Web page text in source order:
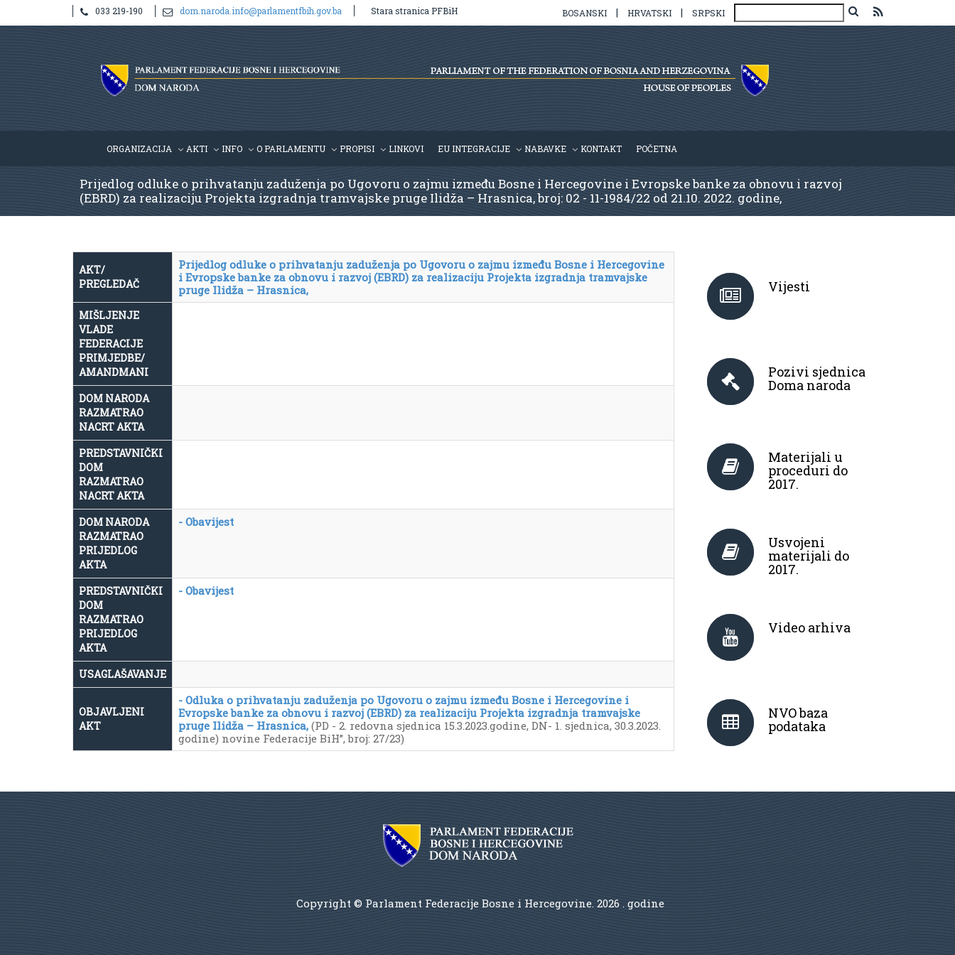
033 219-190 dom.naroda.info@parlamentfbih.gov.ba Stara stranica PFBiH BOSANSKI | HRVATSKI | SRPSKI
ORGANIZACIJA AKTI INFO O PARLAMENTU PROPISI LINKOVI EU INTEGRACIJE NABAVKE KONTAKT POČETNA
Prijedlog odluke o prihvatanju zaduženja po Ugovoru o zajmu između Bosne i Hercegovine i Evropske banke za obnovu i razvoj
(EBRD) za realizaciju Projekta izgradnja tramvajske pruge Ilidža – Hrasnica, broj: 02 - 11-1984/22 od 21.10. 2022. godine,
AKT/
PREGLEDAČ
Prijedlog odluke o prihvatanju zaduženja po Ugovoru o zajmu između Bosne i Hercegovine
i Evropske banke za obnovu i razvoj (EBRD) za realizaciju Projekta izgradnja tramvajske
pruge Ilidža – Hrasnica,
MIŠLJENJE
VLADE
FEDERACIJE
PRIMJEDBE/
AMANDMANI
DOM NARODA
RAZMATRAO
NACRT AKTA
PREDSTAVNIČKI
DOM
RAZMATRAO
NACRT AKTA
DOM NARODA
RAZMATRAO
PRIJEDLOG
AKTA
- Obavijest
PREDSTAVNIČKI
DOM
RAZMATRAO
PRIJEDLOG
AKTA
- Obavijest
USAGLAŠAVANJE
OBJAVLJENI
AKT
- Odluka o prihvatanju zaduženja po Ugovoru o zajmu između Bosne i Hercegovine i
Evropske banke za obnovu i razvoj (EBRD) za realizaciju Projekta izgradnja tramvajske
pruge Ilidža – Hrasnica, (PD - 2. redovna sjednica 15.3.2023.godine, DN- 1. sjednica, 30.3.2023.
godine) novine Federacije BiH”, broj: 27/23)
Vijesti
Pozivi sjednica
Doma naroda
Materijali u
proceduri do
2017.
Usvojeni
materijali do
2017.
Video arhiva
NVO baza
podataka
Copyright © Parlament Federacije Bosne i Hercegovine. 2026 . godine